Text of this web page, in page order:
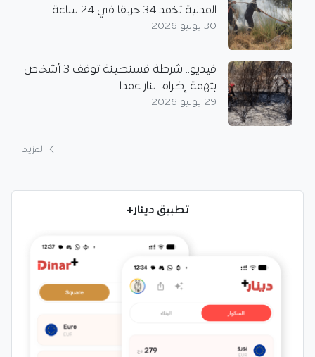
المدنية تخمد 34 حريقا في 24 ساعة
30 يوليو 2026
فيديو.. شرطة قسنطينة توقف 3 أشخاص
بتهمة إضرام النار عمدا
29 يوليو 2026
المزيد
تطبيق دينار+